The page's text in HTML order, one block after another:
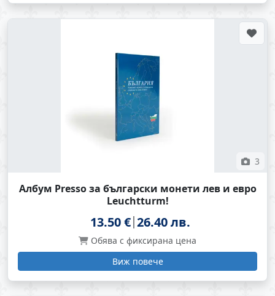
3
Албум Presso за български монети лев и евро
Leuchtturm!
13.50 € 26.40 лв.
Обява с фиксирана цена
Виж повече